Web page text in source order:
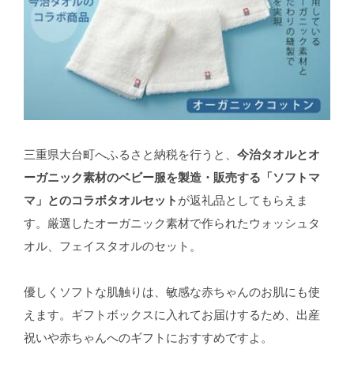
三重県大台町へふるさと納税を行うと、 今治タオルとオ
ーガニック素材のベビー服を製造・販売する「ソフトマ
マ」とのコラボタオルセット が返礼品としてもらえま
す。厳選したオーガニック素材で作られたウォッシュタ
オル、フェイスタオルのセット。
優しくソフトな肌触りは、敏感な赤ちゃんのお肌にも使
えます。ギフトボックスに入れてお届けするため、出産
祝いや赤ちゃんへのギフトにおすすめですよ。